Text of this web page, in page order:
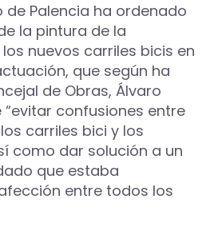
de Palencia ha ordenado
la pintura de la
nuevos carriles bicis en
que según ha
de Obras, Álvaro
“evitar confusiones entre
carriles bici y los
como dar solución a un
que estaba
entre todos los